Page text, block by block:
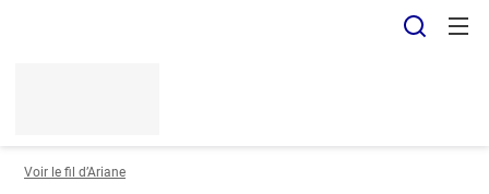
Voir le fil d’Ariane